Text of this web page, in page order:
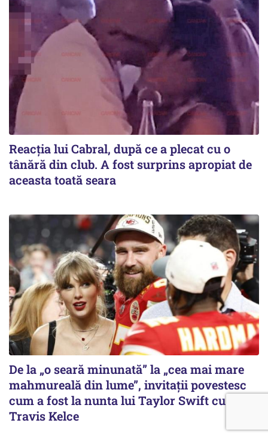
Reacția lui Cabral, după ce a plecat cu o
tânără din club. A fost surprins apropiat de
aceasta toată seara
De la „o seară minunată” la „cea mai mare
mahmureală din lume”, invitații povestesc
cum a fost la nunta lui Taylor Swift cu
Travis Kelce